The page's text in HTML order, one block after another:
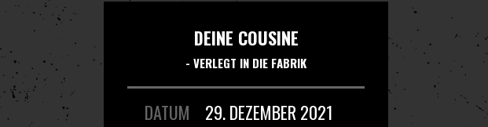
DEINE COUSINE
- VERLEGT IN DIE FABRIK
DATUM
29. DEZEMBER 2021